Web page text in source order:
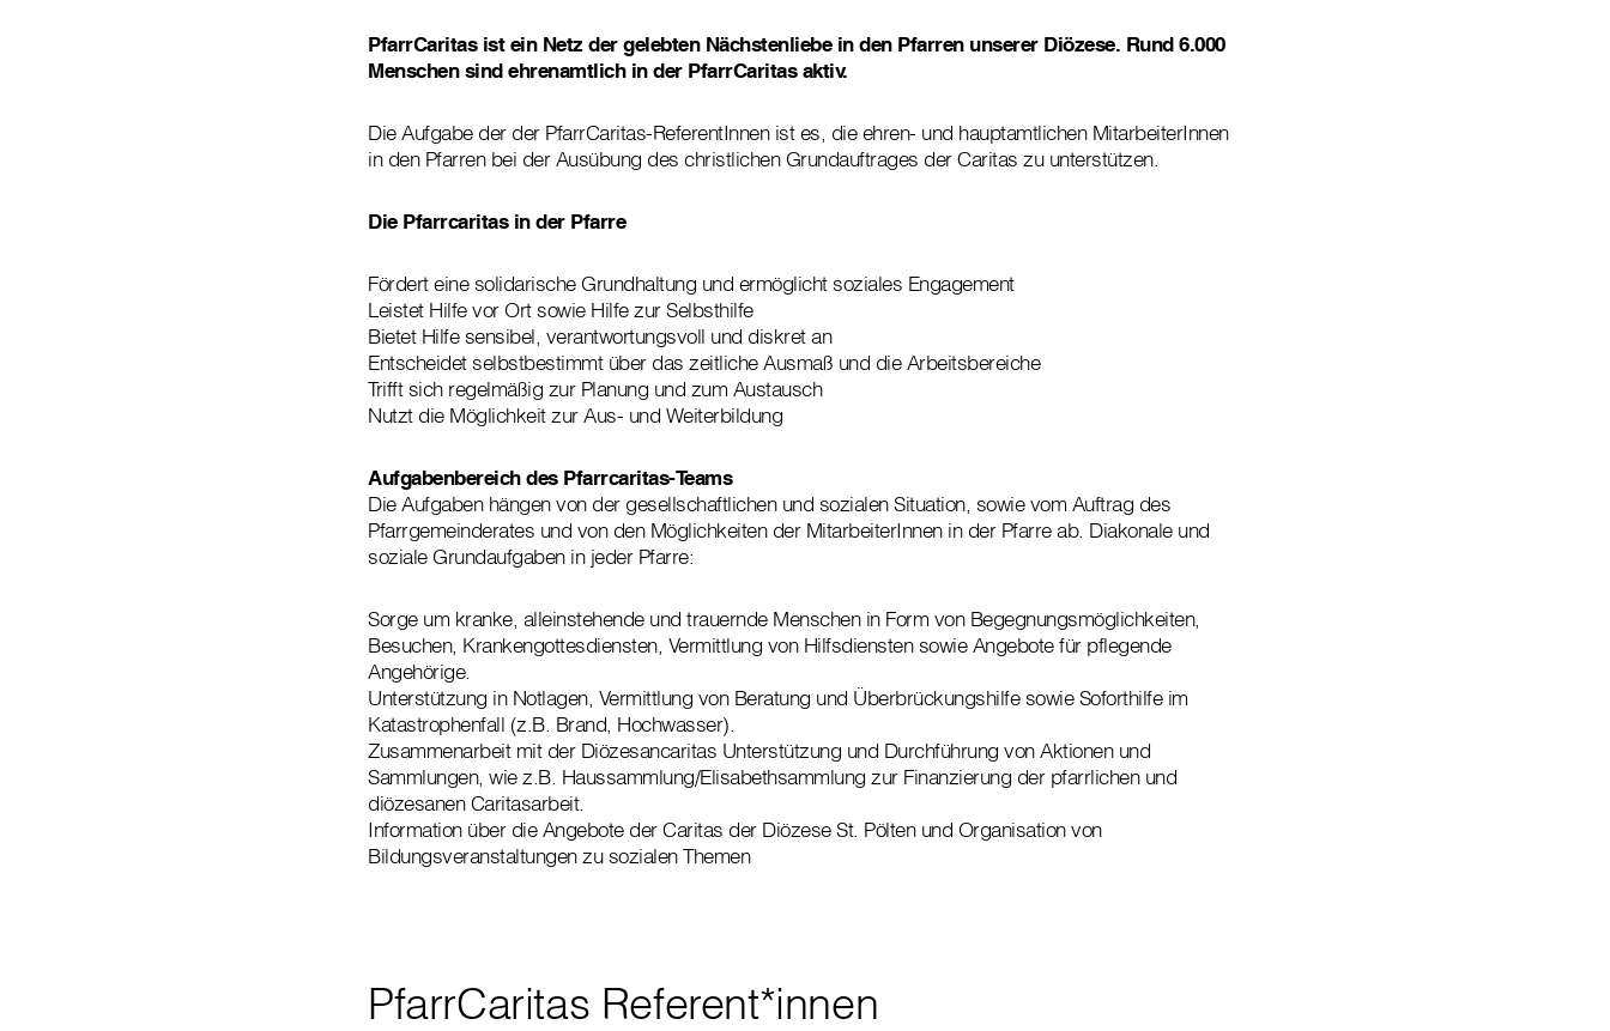
PfarrCaritas ist ein Netz der gelebten Nächstenliebe in den Pfarren unserer Diözese. Rund 6.000
Menschen sind ehrenamtlich in der PfarrCaritas aktiv.
Die Aufgabe der der PfarrCaritas-ReferentInnen ist es, die ehren- und hauptamtlichen MitarbeiterInnen
in den Pfarren bei der Ausübung des christlichen Grundauftrages der Caritas zu unterstützen.
Die Pfarrcaritas in der Pfarre
Fördert eine solidarische Grundhaltung und ermöglicht soziales Engagement
Leistet Hilfe vor Ort sowie Hilfe zur Selbsthilfe
Bietet Hilfe sensibel, verantwortungsvoll und diskret an
Entscheidet selbstbestimmt über das zeitliche Ausmaß und die Arbeitsbereiche
Trifft sich regelmäßig zur Planung und zum Austausch
Nutzt die Möglichkeit zur Aus- und Weiterbildung
Aufgabenbereich des Pfarrcaritas-Teams
Die Aufgaben hängen von der gesellschaftlichen und sozialen Situation, sowie vom Auftrag des
Pfarrgemeinderates und von den Möglichkeiten der MitarbeiterInnen in der Pfarre ab. Diakonale und
soziale Grundaufgaben in jeder Pfarre:
Sorge um kranke, alleinstehende und trauernde Menschen in Form von Begegnungsmöglichkeiten,
Besuchen, Krankengottesdiensten, Vermittlung von Hilfsdiensten sowie Angebote für pflegende
Angehörige.
Unterstützung in Notlagen, Vermittlung von Beratung und Überbrückungshilfe sowie Soforthilfe im
Katastrophenfall (z.B. Brand, Hochwasser).
Zusammenarbeit mit der Diözesancaritas Unterstützung und Durchführung von Aktionen und
Sammlungen, wie z.B. Haussammlung/Elisabethsammlung zur Finanzierung der pfarrlichen und
diözesanen Caritasarbeit.
Information über die Angebote der Caritas der Diözese St. Pölten und Organisation von
Bildungsveranstaltungen zu sozialen Themen
PfarrCaritas Referent*innen